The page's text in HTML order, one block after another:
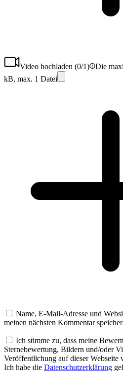
Video hochladen (0/1)
Die
kB, max. 1 Datei
Name, E-Mail-Adresse und
meinen nächsten Kommentar
Ich stimme zu, dass meine
Sternebewertung, Bildern und/oder
Veröffentlichung auf dieser Webseite
Ich habe die Datenschutzerklärung